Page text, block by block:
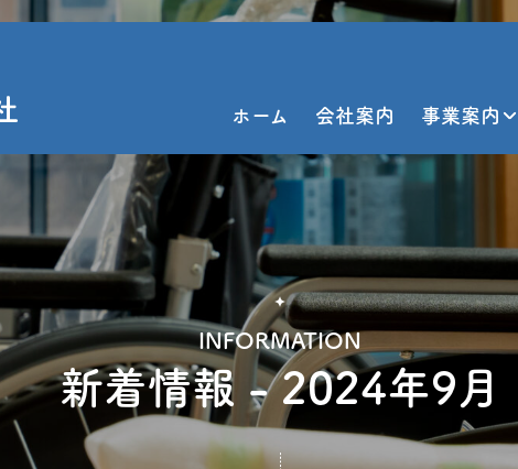
ホーム 会社案内 事業案内
INFORMATION
新着情報 - 2024年9月